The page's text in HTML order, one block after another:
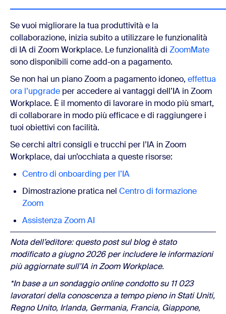
Se vuoi migliorare la tua produttività e la
collaborazione, inizia subito a utilizzare le funzionalità
di IA di Zoom Workplace. Le funzionalità di ZoomMate
sono disponibili come add-on a pagamento.
Se non hai un piano Zoom a pagamento idoneo, effettua
ora l’upgrade per accedere ai vantaggi dell’IA in Zoom
Workplace. È il momento di lavorare in modo più smart,
di collaborare in modo più efficace e di raggiungere i
tuoi obiettivi con facilità.
Se cerchi altri consigli e trucchi per l’IA in Zoom
Workplace, dai un’occhiata a queste risorse:
Centro di onboarding per l’IA
Dimostrazione pratica nel Centro di formazione
Zoom
Assistenza Zoom AI
Nota dell’editore: questo post sul blog è stato
modificato a giugno 2026 per includere le informazioni
più aggiornate sull’IA in Zoom Workplace.
*In base a un sondaggio online condotto su 11 023
lavoratori della conoscenza a tempo pieno in Stati Uniti,
Regno Unito, Irlanda, Germania, Francia, Giappone,